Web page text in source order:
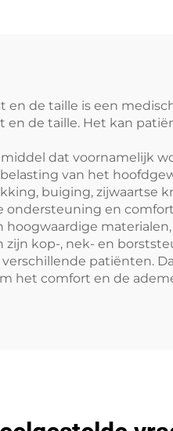
de taille is een
en de taille. Het kan
dat voornamelijk
van het
buiging, zijwaartse
en
kop-, nek- en
patiënten.
het comfort en de